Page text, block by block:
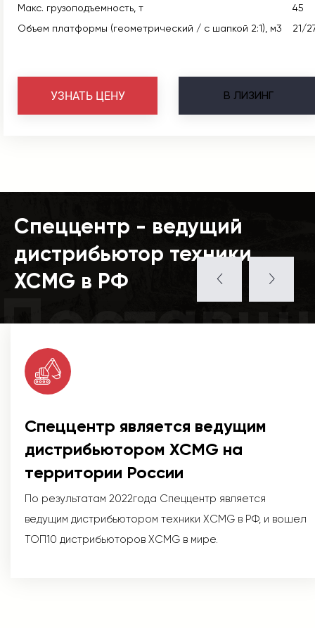
Макс. грузоподъемность, т
45
Объем платформы (геометрический / с шапкой 2:1), м3
21/
В ЛИЗИНГ
УЗНАТЬ ЦЕНУ
Спеццентр - ведущий
дистрибьютор техники
XCMG в РФ
Спеццентр является ведущим
дистрибьютором XCMG на
территории России
По результатам 2022года Спеццентр является
ведущим дистрибьютором техники XCMG в РФ, и вошел
ТОП10 дистрибьюторов XCMG в мире.